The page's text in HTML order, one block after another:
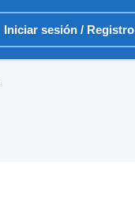
Iniciar sesión / Registro